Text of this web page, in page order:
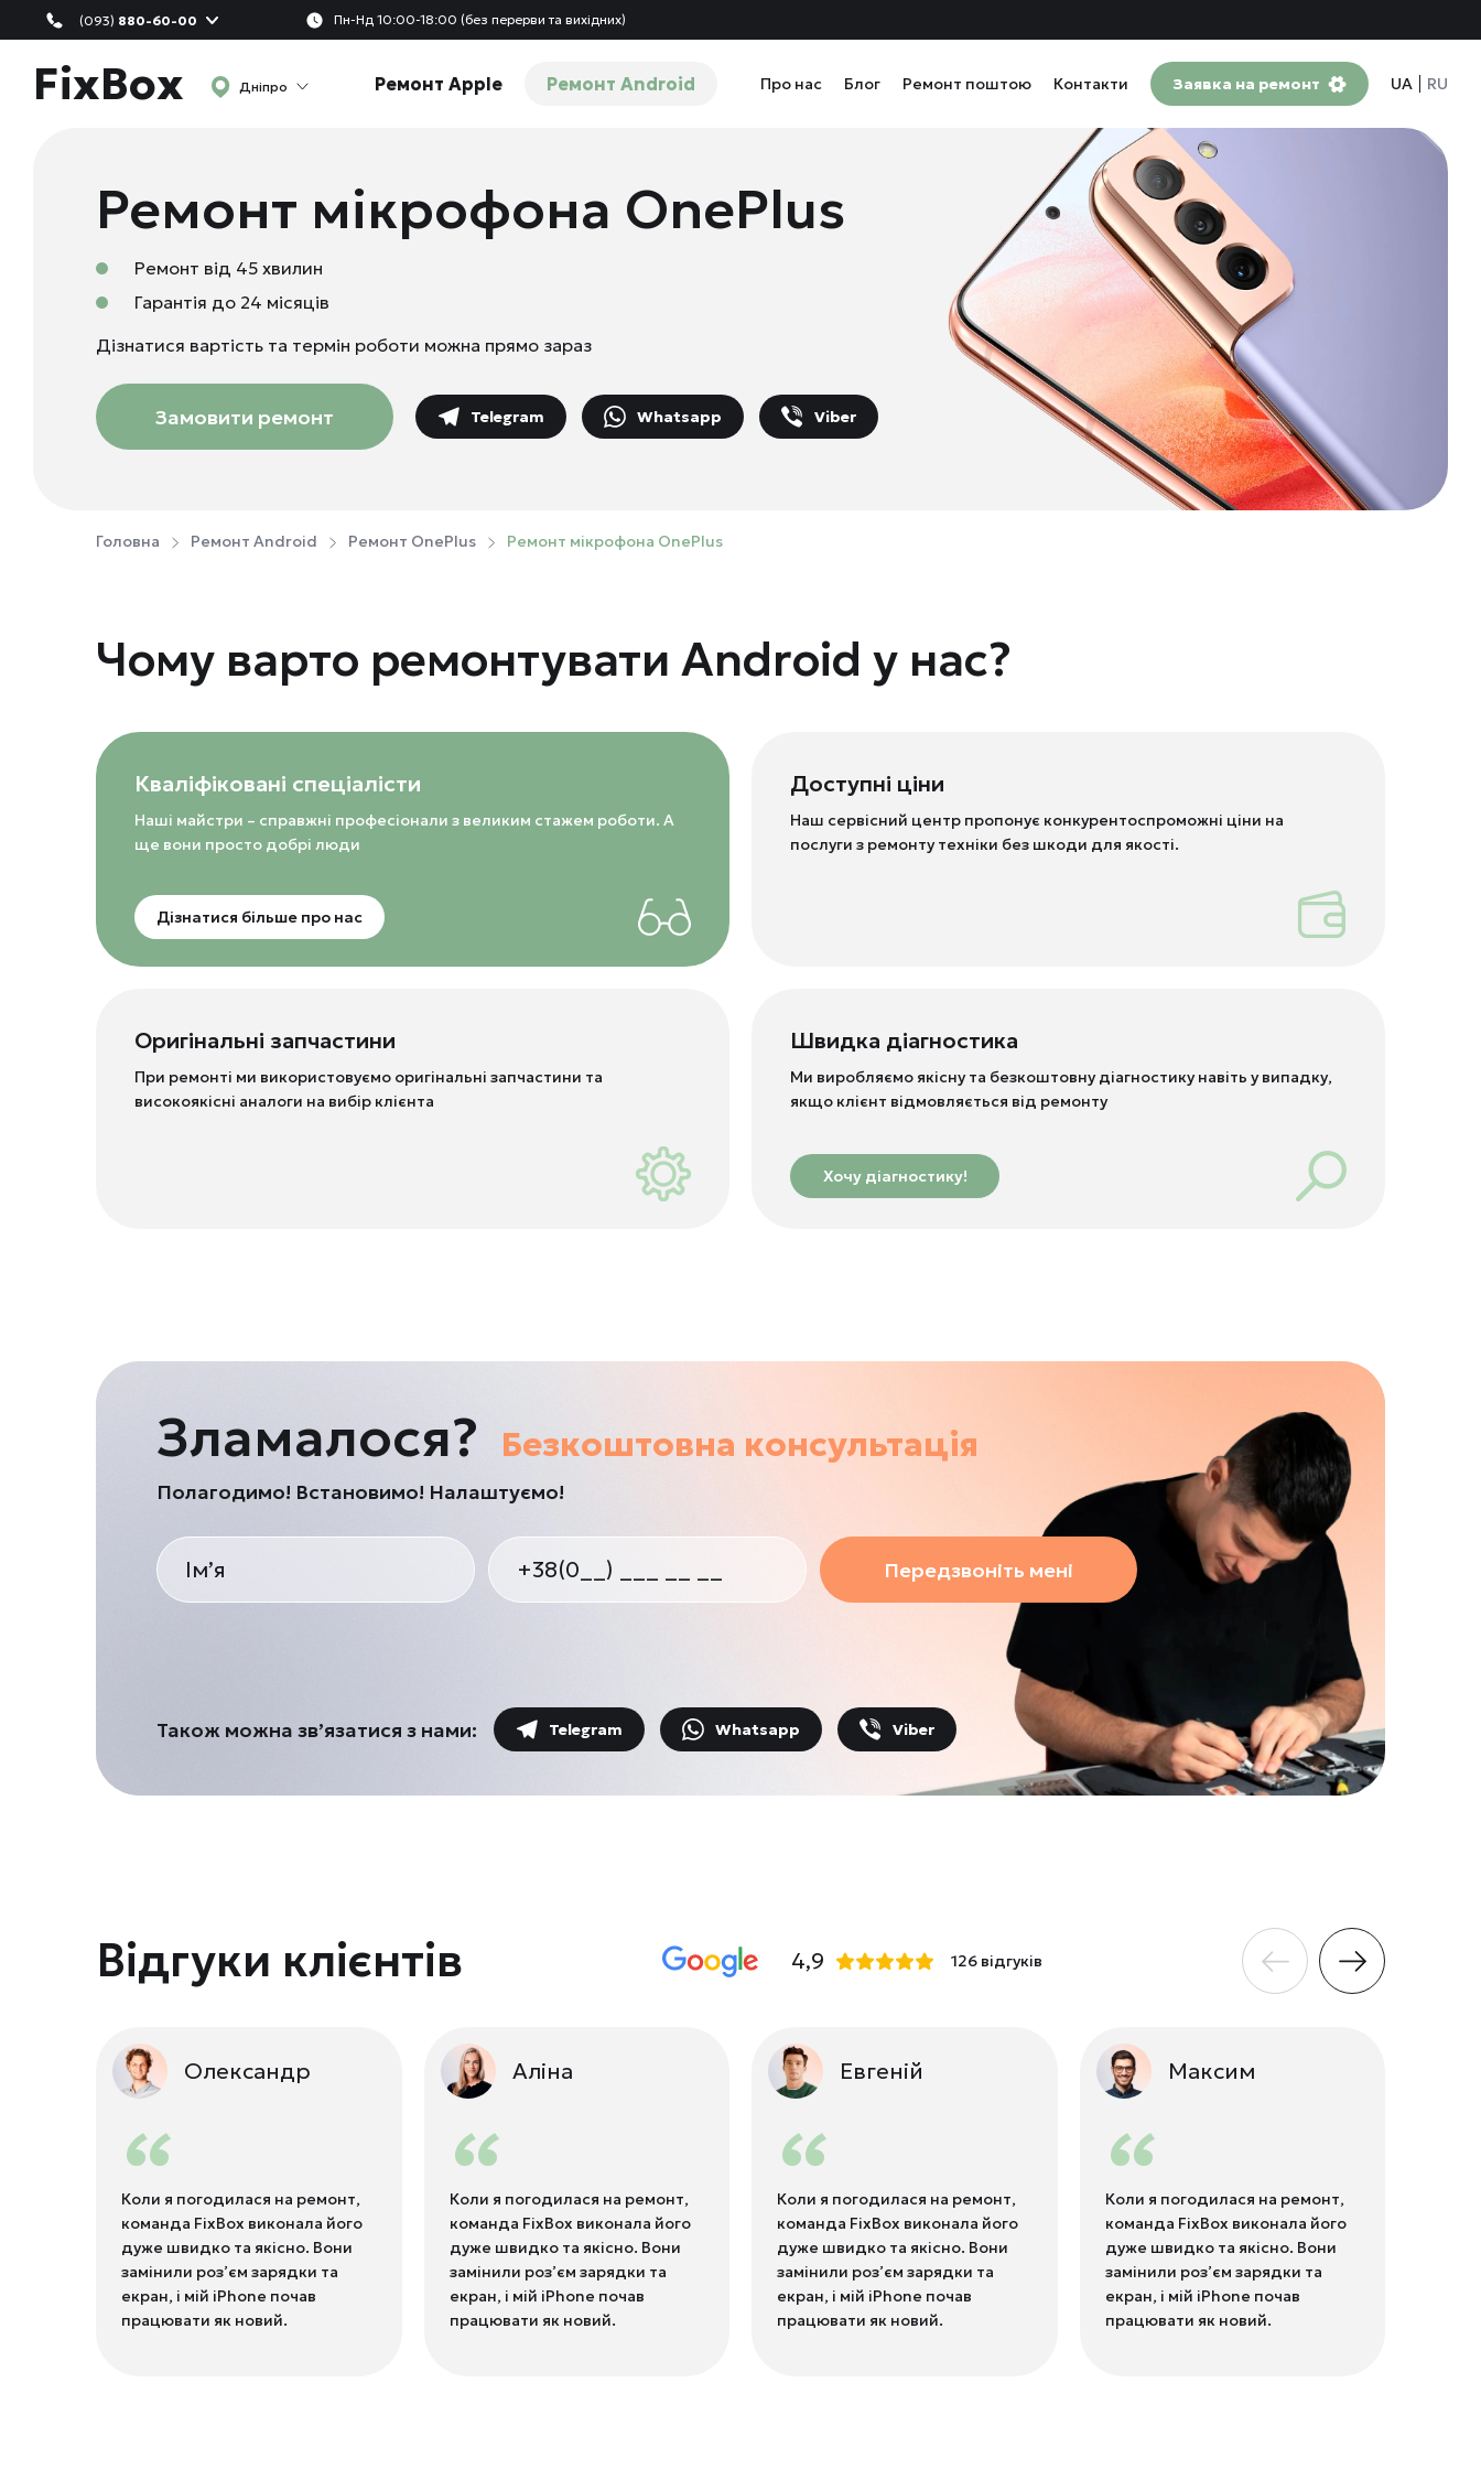
(093) 880-60-00 Пн-Нд 10:00-18:00 (без перерви та вихідних)
FixBox Дніпро Ремонт Apple Ремонт Android Про нас Блог Ремонт поштою Контакти Заявка на ремонт UA RU
Ремонт мікрофона OnePlus
Ремонт від 45 хвилин
Гарантія до 24 місяців
Дізнатися вартість та термін роботи можна прямо зараз
Замовити ремонт Telegram Whatsapp Viber
Головна Ремонт Android Ремонт OnePlus Ремонт мікрофона OnePlus
Чому варто ремонтувати Android у нас?
Кваліфіковані спеціалісти
Наші майстри – справжні професіонали з великим стажем роботи. А
ще вони просто добрі люди
Дізнатися більше про нас
Доступні ціни
Наш сервісний центр пропонує конкурентоспроможні ціни на
послуги з ремонту техніки без шкоди для якості.
Оригінальні запчастини
При ремонті ми використовуємо оригінальні запчастини та
високоякісні аналоги на вибір клієнта
Швидка діагностика
Ми виробляємо якісну та безкоштовну діагностику навіть у випадку,
якщо клієнт відмовляється від ремонту
Хочу діагностику!
Зламалося? Безкоштовна консультація
Полагодимо! Встановимо! Налаштуємо!
Передзвоніть мені
Також можна зв’язатися з нами: Telegram Whatsapp Viber
Відгуки клієнтів 4,9 126 відгуків
Олександр
“
Коли я погодилася на ремонт,
команда FixBox виконала його
дуже швидко та якісно. Вони
замінили роз’єм зарядки та
екран, і мій iPhone почав
працювати як новий.
Аліна
“
Коли я погодилася на ремонт,
команда FixBox виконала його
дуже швидко та якісно. Вони
замінили роз’єм зарядки та
екран, і мій iPhone почав
працювати як новий.
Евгеній
“
Коли я погодилася на ремонт,
команда FixBox виконала його
дуже швидко та якісно. Вони
замінили роз’єм зарядки та
екран, і мій iPhone почав
працювати як новий.
Максим
“
Коли я погодилася на ремонт,
команда FixBox виконала його
дуже швидко та якісно. Вони
замінили роз’єм зарядки та
екран, і мій iPhone почав
працювати як новий.